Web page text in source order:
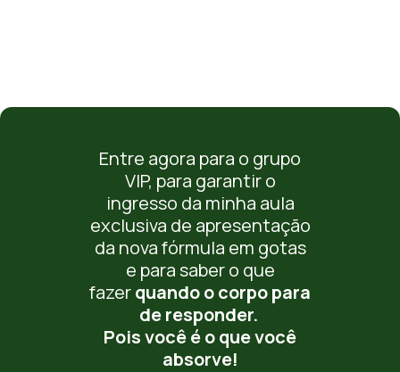
Entre agora para o grupo
VIP, para garantir o
ingresso da minha aula
exclusiva de apresentação
da nova fórmula em gotas
e para saber o que
fazerquando o corpo para
de responder.
Pois você é o que você
absorve!